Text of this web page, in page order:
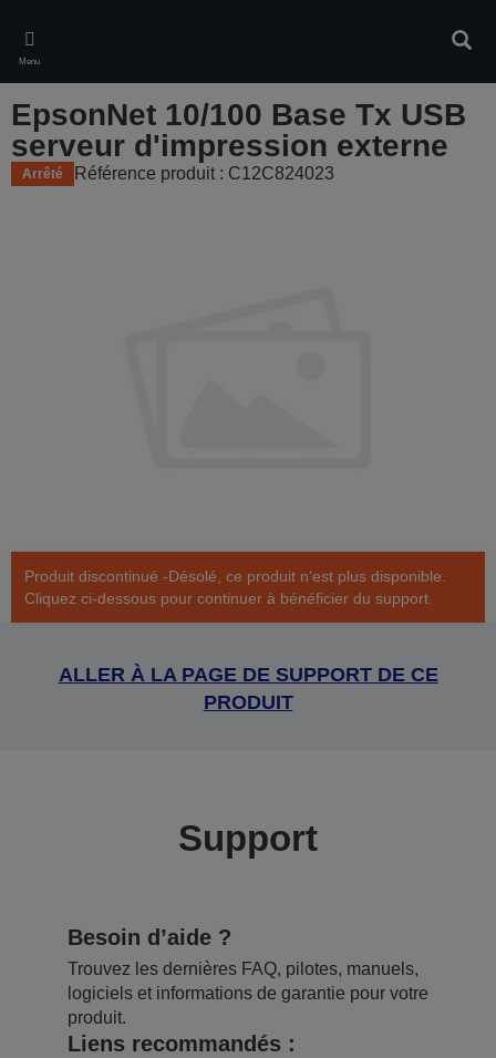
main
content
Menu
EpsonNet 10/100 Base Tx USB
serveur d'impression externe
Arrêté Référence produit : C12C824023
Produit discontinué -Désolé, ce produit n’est plus disponible.
Cliquez ci-dessous pour continuer à bénéficier du support.
ALLER À LA PAGE DE SUPPORT DE CE
PRODUIT
Support
Besoin d’aide ?
Trouvez les dernières FAQ, pilotes, manuels,
logiciels et informations de garantie pour votre
produit.
Liens recommandés :